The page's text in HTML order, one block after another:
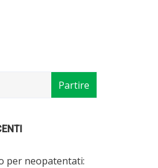
per neopatentati: